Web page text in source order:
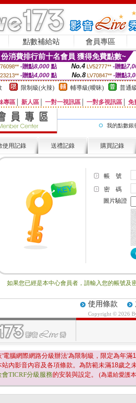
點數補給站 會員專區
消費排行前十名會員 獲得免費點數~
-贈點8,000點 No.4 LV52777** -贈點
-贈點4,000 點 No.8 LV70847** -贈點
限制級(火辣) 輔導級(曖昧) 普通
專區 新人區 一對一視訊區 一對多視訊區 免
我的點數銀
使用記錄 送禮記錄 購買記錄
帳 號
密 碼
圖片驗證
如果您已經是本中心會員者，請輸入您的帳號及
使用條款
Copyright © 2026
'電腦網際網路分級辦法'為限制級，限定為年滿
站內影音內容及各項條款。為防範未滿18歲之
會TICRF分級服務的安裝與設定。 (為還給愛護